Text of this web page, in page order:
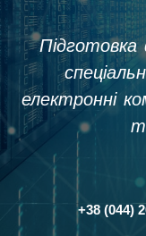
Підготовка
електронні
Контакти
+38 (044)